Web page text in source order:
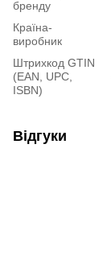
бренду
Країна-
виробник
Штрихкод GTIN
(EAN, UPC,
ISBN)
Відгуки